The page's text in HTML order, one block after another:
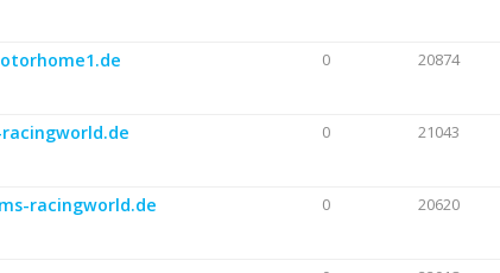
0 20874
0 21043
racingworld.de 0 20620